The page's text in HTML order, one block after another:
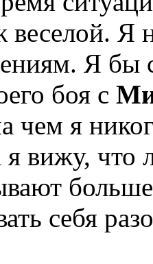
веселой. Я
Я бы
боя с
чем я
я вижу,
себя